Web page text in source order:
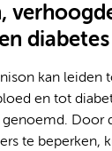
diabetes
kan leiden
en tot
Door
te beperken,